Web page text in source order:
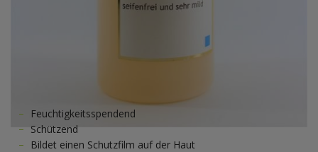
Feuchtigkeitsspendend
Schützend
Bildet einen Schutzfilm auf der Haut